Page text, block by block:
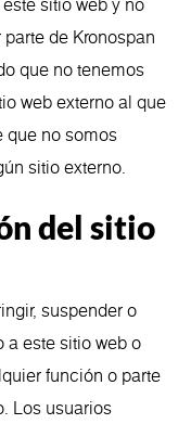
de Kronospan
que no tenemos
web externo al que
que no somos
sitio externo.
del sitio
suspender o
a este sitio web o
función o parte
Los usuarios